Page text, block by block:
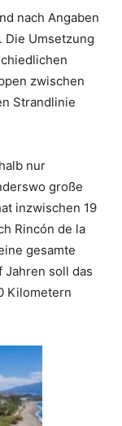
nach Angaben
Umsetzung
zwischen
Strandlinie
nur
große
inzwischen 19
Rincón de la
gesamte
Jahren soll das
Kilometern